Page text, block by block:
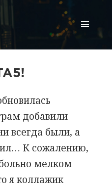
добавили
всегда были, а
К сожалению,
мелком
я коллажик